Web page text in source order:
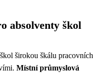
absolventy škol
širokou škálu pracovních
Místní průmyslová